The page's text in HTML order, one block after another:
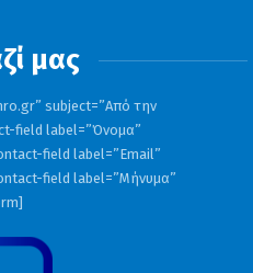
μας
” subject=”Από την
field label=”Όνομα”
field label=”Email”
field label=”Μήνυμα”